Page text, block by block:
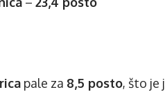
pale za 8,5 posto, što je